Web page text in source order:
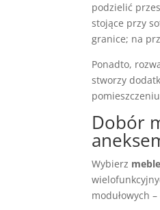
podzielić
stojące przy
granice; na
Ponadto,
stworzy
Dobór
Wybierz meble
modułowych